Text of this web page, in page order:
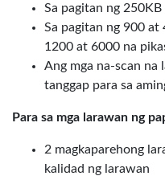
Sa pagitan ng
Sa pagitan ng 900 at
1200 at 6000 na
Ang mga na-scan na
tanggap para sa
Para sa mga larawan ng
2 magkaparehong
kalidad ng larawan